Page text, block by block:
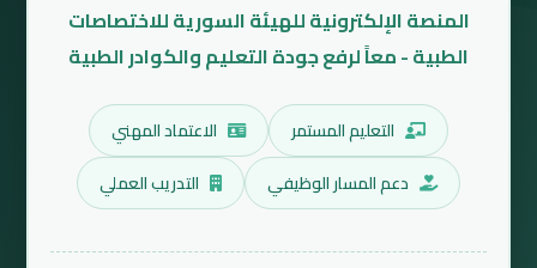
المنصة الإلكترونية للهيئة السورية للاختصاصات
الطبية - معاً لرفع جودة التعليم والكوادر الطبية
التعليم المستمر
الاعتماد المهني
دعم المسار الوظيفي
التدريب العملي